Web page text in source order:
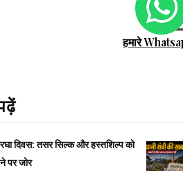
हमारे
दिवस: तसर सिल्क और हस्तशिल्प को
पर जोर